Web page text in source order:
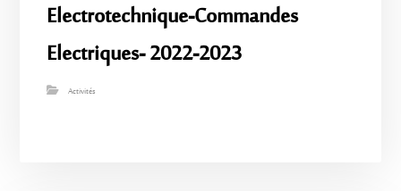
Electrotechnique-Commandes
Electriques- 2022-2023
Activités